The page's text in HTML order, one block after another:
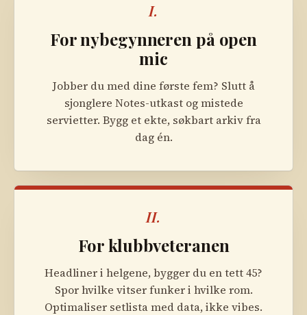
I.
For nybegynneren på open
mic
Jobber du med dine første fem? Slutt å
sjonglere Notes-utkast og mistede
servietter. Bygg et ekte, søkbart arkiv fra
dag én.
II.
For klubbveteranen
Headliner i helgene, bygger du en tett 45?
Spor hvilke vitser funker i hvilke rom.
Optimaliser setlista med data, ikke vibes.